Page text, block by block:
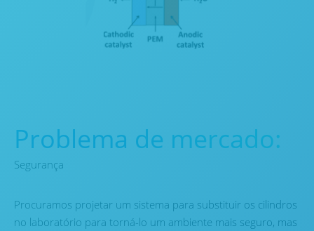
Problema de mercado:
Segurança
Procuramos projetar um sistema para substituir os cilindros
no laboratório para torná-lo um ambiente mais seguro, mas